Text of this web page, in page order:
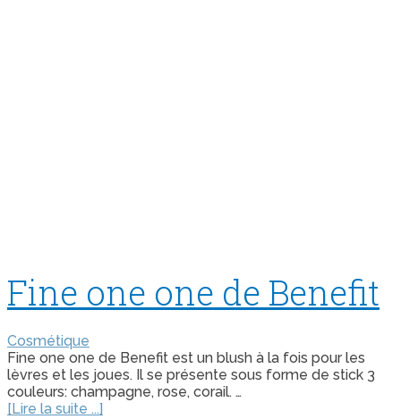
Fine one one de Benefit
Cosmétique
Fine one one de Benefit est un blush à la fois pour les
lèvres et les joues. Il se présente sous forme de stick 3
couleurs: champagne, rose, corail. …
[Lire la suite ...]